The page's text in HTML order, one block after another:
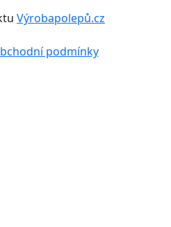
Výrobapolepů.cz
podmínky